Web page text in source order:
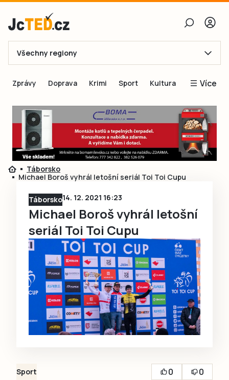
E-mail
Obnovit heslo
Přihlásit se
Ještě nemám účet, chci se
Všechny regiony
Zprávy Doprava Krimi Sport Kultura Více
Blogy
Inspirace
Čtenáři píší
Speciální přílohy
Táborsko
Michael Boroš vyhrál letošní seriál Toi Toi Cupu
Táborsko14. 12. 2021 16:23
Michael Boroš vyhrál letošní
seriál Toi Toi Cupu
Sport 0
0